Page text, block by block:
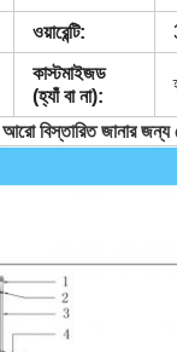
ওয়ারেন্টি:
কাস্টমাইজড
(হ্যাঁ বা না):
বিস্তারিত জানার